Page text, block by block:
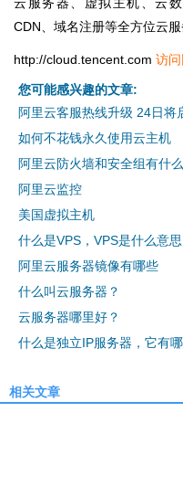
CDN、域名注册等全方位云服
http://cloud.tencent.com 访
您可能感兴趣的文章:
阿里云客服热线升级 24日将
如何不花钱永久使用云主机
阿里云防火墙和安全组有什
阿里云监控
美国虚拟主机
什么是VPS，VPS是什么意思
阿里云服务器镜像有哪些
什么叫云服务器？
云服务器哪里好？
什么是独立IP服务器，它有
相关文章